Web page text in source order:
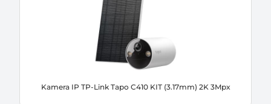
Kamera IP TP-Link Tapo C410 KIT (3.17mm) 2K 3Mpx